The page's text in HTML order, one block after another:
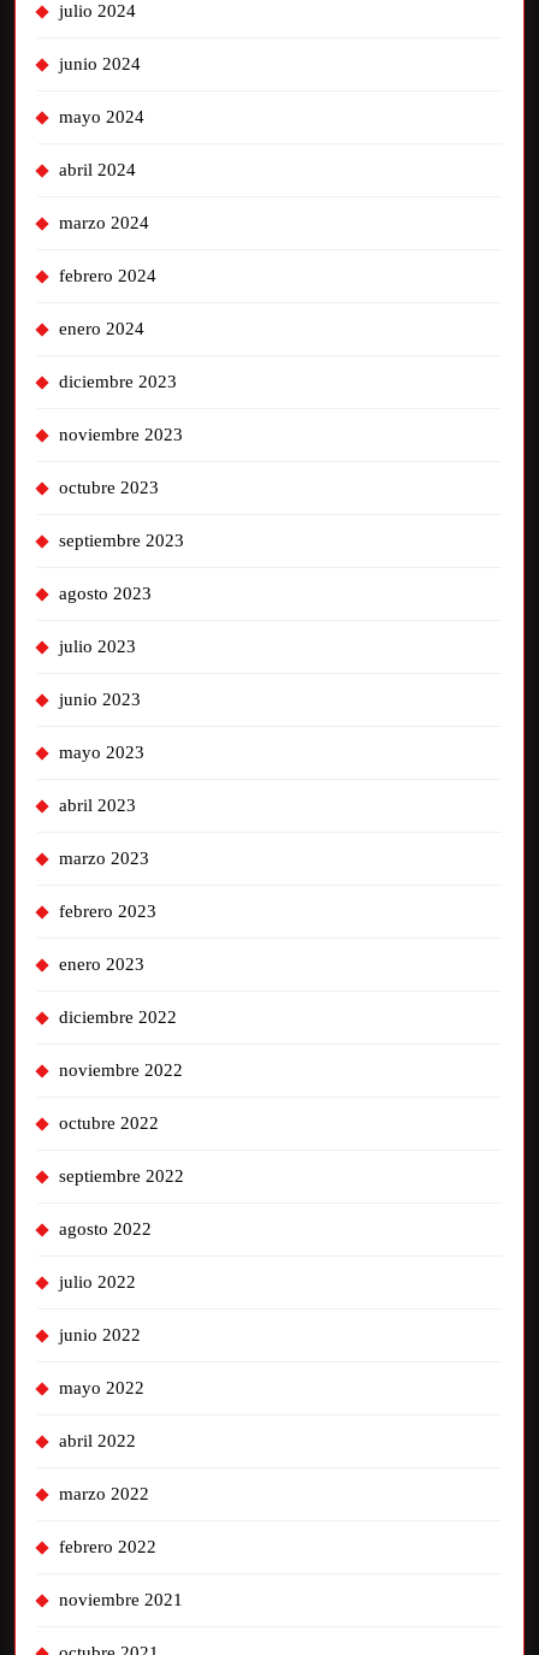
julio 2024
junio 2024
mayo 2024
abril 2024
marzo 2024
febrero 2024
enero 2024
diciembre 2023
noviembre 2023
octubre 2023
septiembre 2023
agosto 2023
julio 2023
junio 2023
mayo 2023
abril 2023
marzo 2023
febrero 2023
enero 2023
diciembre 2022
noviembre 2022
octubre 2022
septiembre 2022
agosto 2022
julio 2022
junio 2022
mayo 2022
abril 2022
marzo 2022
febrero 2022
noviembre 2021